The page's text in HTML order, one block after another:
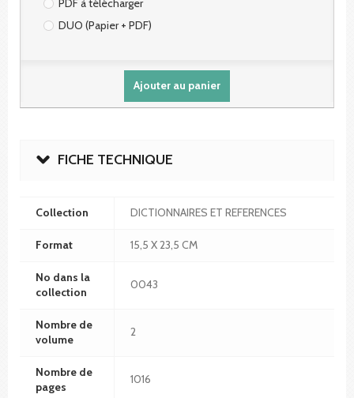
PDF à télécharger
DUO (Papier + PDF)
Ajouter au panier
FICHE TECHNIQUE
Collection DICTIONNAIRES ET REFERENCES
Format 15,5 X 23,5 CM
No dans la
collection
0043
Nombre de
volume
2
Nombre de
pages
1016